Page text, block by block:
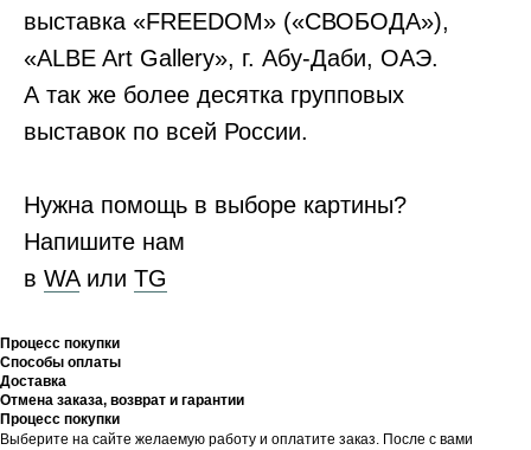
выставка «FREEDOM» («СВОБОДА»),
«ALBE Art Gallery», г. Абу-Даби, ОАЭ.
А так же более десятка групповых
выставок по всей России.
Нужна помощь в выборе картины?
Напишите нам
в WAили ТG
Процесс покупки
Способы оплаты
Доставка
Отмена заказа, возврат и гарантии
Процесс покупки
Выберите на сайте желаемую работу и оплатите заказ. После с вами